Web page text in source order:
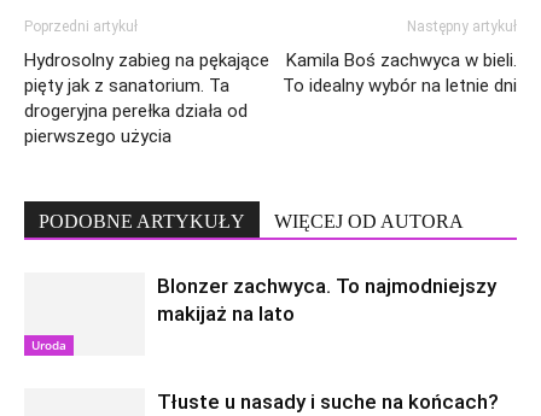
Poprzedni artykuł
Hydrosolny zabieg na pękające
pięty jak z sanatorium. Ta
drogeryjna perełka działa od
pierwszego użycia
Następny artykuł
Kamila Boś zachwyca w bieli.
To idealny wybór na letnie dni
PODOBNE ARTYKUŁY WIĘCEJ OD AUTORA
Uroda
Blonzer zachwyca. To najmodniejszy
makijaż na lato
Tłuste u nasady i suche na końcach?